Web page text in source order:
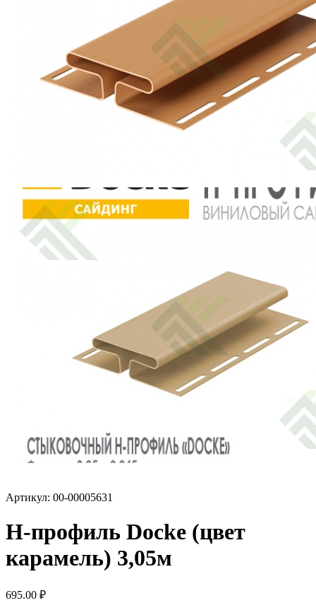
Артикул: 00-00005631
H-профиль Docke (цвет
карамель) 3,05м
695.00 ₽